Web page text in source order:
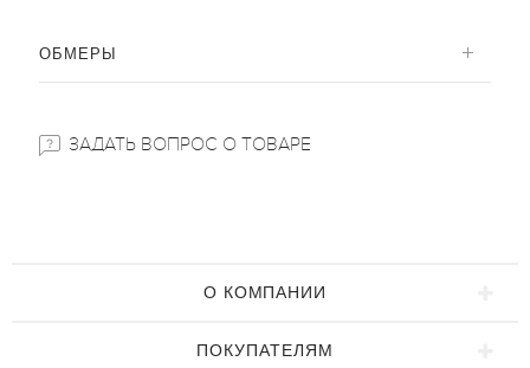
ОБМЕРЫ
ЗАДАТЬ ВОПРОС О ТОВАРЕ
О КОМПАНИИ
ПОКУПАТЕЛЯМ